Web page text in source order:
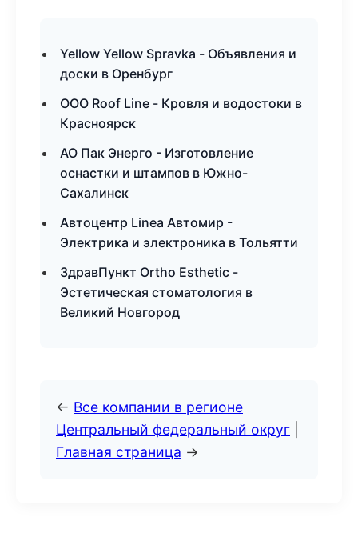
Yellow Yellow Spravka - Объявления и
доски в Оренбург
ООО Roof Line - Кровля и водостоки в
Красноярск
АО Пак Энерго - Изготовление
оснастки и штампов в Южно-
Сахалинск
Автоцентр Linea Автомир -
Электрика и электроника в Тольятти
ЗдравПункт Ortho Esthetic -
Эстетическая стоматология в
Великий Новгород
← Все компании в регионе
Центральный федеральный округ
Главная страница →